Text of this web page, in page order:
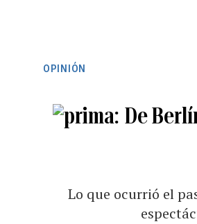
OPINIÓN
De
Lo que ocurrió el